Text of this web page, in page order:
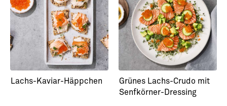
Lachs-Kaviar-Häppchen
Grünes Lachs-Crudo mit
Senfkörner-Dressing